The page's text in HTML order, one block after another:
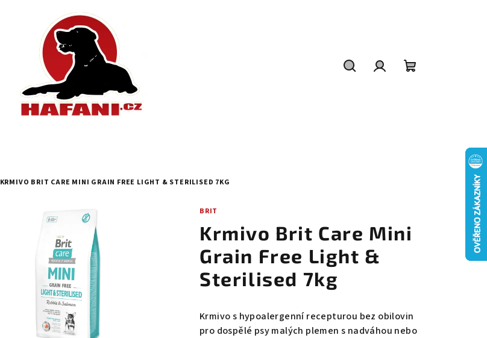
KRMIVO BRIT CARE MINI GRAIN FREE LIGHT & STERILISED 7KG
BRIT
Krmivo Brit Care Mini
Grain Free Light &
Sterilised 7kg
Krmivo s hypoalergenní recepturou bez obilovin
pro dospělé psy malých plemen s nadváhou nebo